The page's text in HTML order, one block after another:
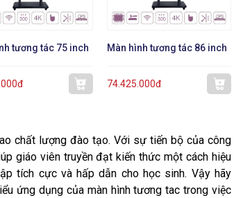
tương tác 75 inch Màn hình tương tác 86 inch
74.425.000đ
chất lượng đào tạo. Với sự tiến bộ của công
giáo viên truyền đạt kiến thức một cách hiệu
tích cực và hấp dẫn cho học sinh. Vậy hãy
ứng dụng của màn hình tương tac trong việc